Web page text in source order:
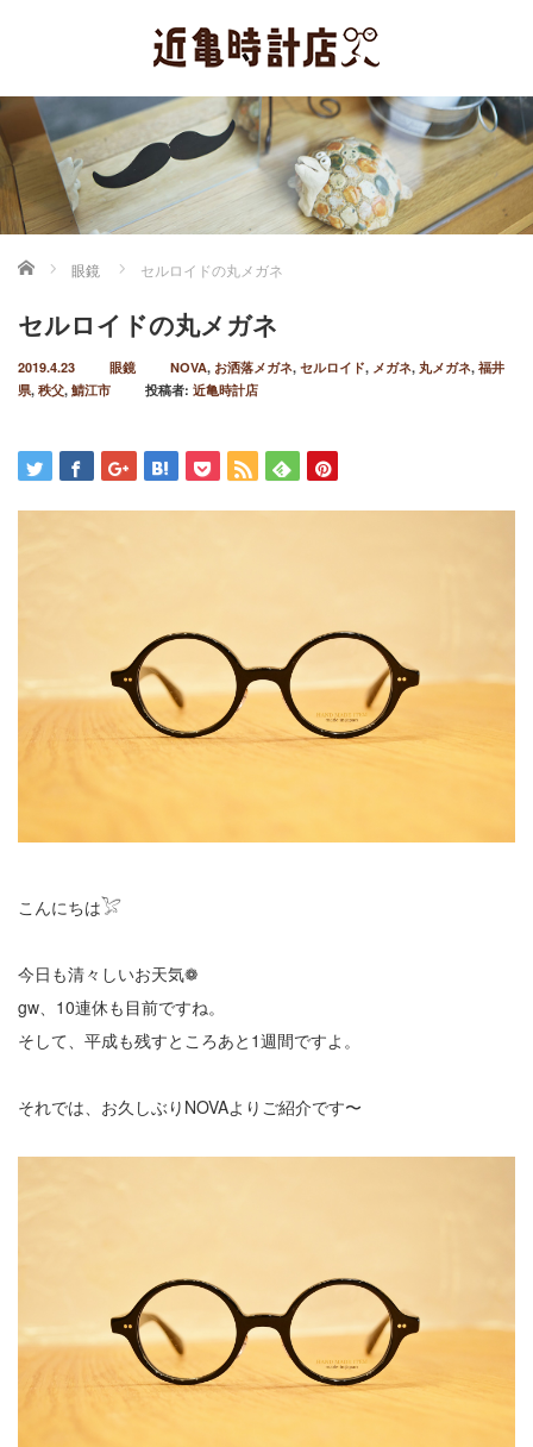
ホーム 眼鏡 セルロイドの丸メガネ
セルロイドの丸メガネ
2019.4.23 眼鏡 NOVA, お洒落メガネ, セルロイド, メガネ, 丸メガネ, 福井
県, 秩父, 鯖江市 投稿者: 近亀時計店
こんにちは𓅯
今日も清々しいお天気❁
gw、10連休も目前ですね。
そして、平成も残すところあと1週間ですよ。
それでは、お久しぶりNOVAよりご紹介です〜